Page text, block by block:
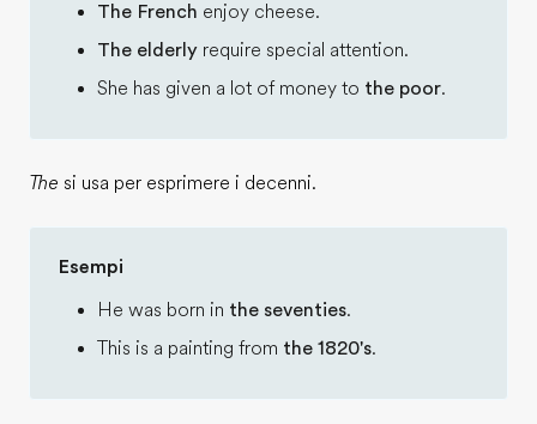
The French enjoy cheese.
The elderly require special attention.
She has given a lot of money to the poor.
The si usa per esprimere i decenni.
Esempi
He was born in the seventies.
This is a painting from the 1820's.